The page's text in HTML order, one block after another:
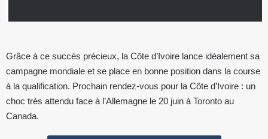
Grâce à ce succès précieux, la Côte d’Ivoire lance idéalement sa
campagne mondiale et se place en bonne position dans la course
à la qualification. Prochain rendez-vous pour la Côte d’Ivoire : un
choc très attendu face à l’Allemagne le 20 juin à Toronto au
Canada.